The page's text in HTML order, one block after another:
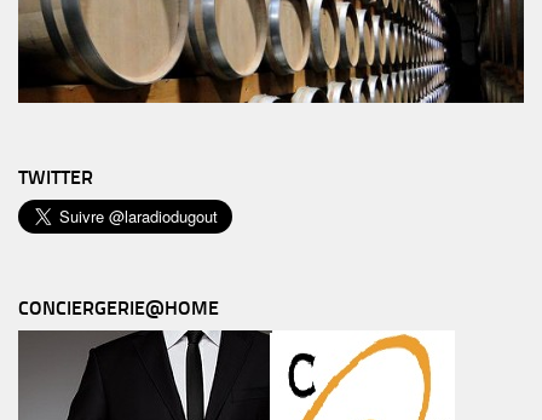
TWITTER
CONCIERGERIE@HOME